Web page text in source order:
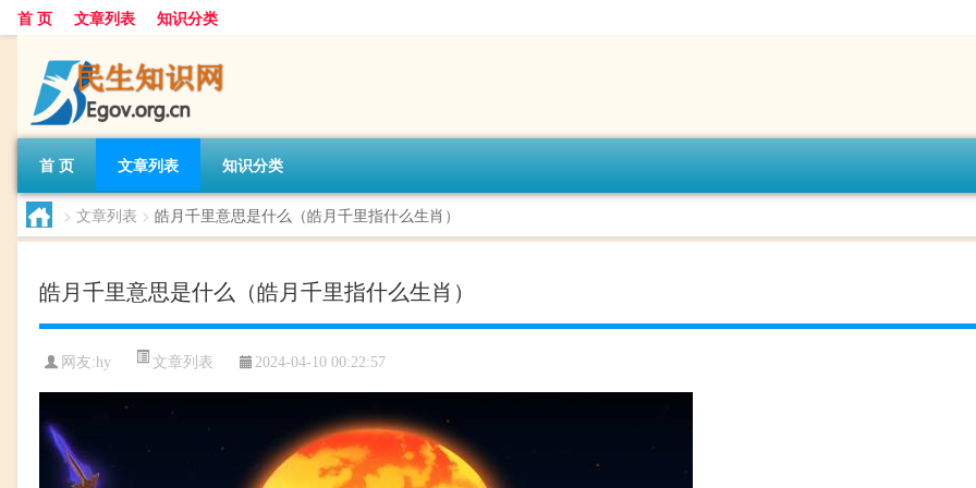
首 页 文章列表 知识分类
首 页 文章列表 知识分类
> 文章列表 > 皓月千里意思是什么（皓月千里指什么生肖）
皓月千里意思是什么（皓月千里指什么生肖）
网友:hy 文章列表 2024-04-10 00:22:57